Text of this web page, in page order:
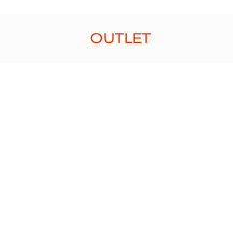
OUTLET